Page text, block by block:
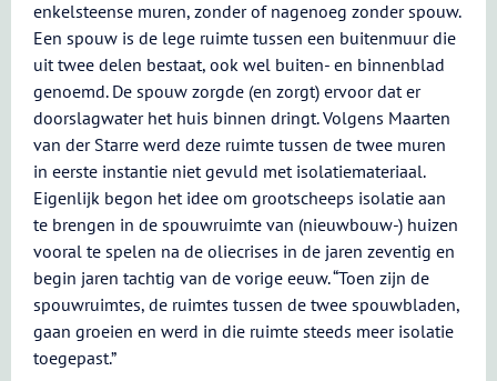
enkelsteense muren, zonder of nagenoeg zonder spouw.
Een spouw is de lege ruimte tussen een buitenmuur die
uit twee delen bestaat, ook wel buiten- en binnenblad
genoemd. De spouw zorgde (en zorgt) ervoor dat er
doorslagwater het huis binnen dringt. Volgens Maarten
van der Starre werd deze ruimte tussen de twee muren
in eerste instantie niet gevuld met isolatiemateriaal.
Eigenlijk begon het idee om grootscheeps isolatie aan
te brengen in de spouwruimte van (nieuwbouw-) huizen
vooral te spelen na de oliecrises in de jaren zeventig en
begin jaren tachtig van de vorige eeuw. “Toen zijn de
spouwruimtes, de ruimtes tussen de twee spouwbladen,
gaan groeien en werd in die ruimte steeds meer isolatie
toegepast.”